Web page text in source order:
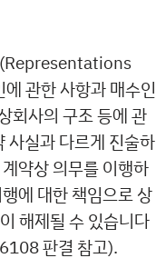
(Representations
관한 사항과 매수인
회사의 구조 등에 관
사실과 다르게 진술하
약상 의무를 이행하
에 대한 책임으로 상
해제될 수 있습니다
판결 참고).